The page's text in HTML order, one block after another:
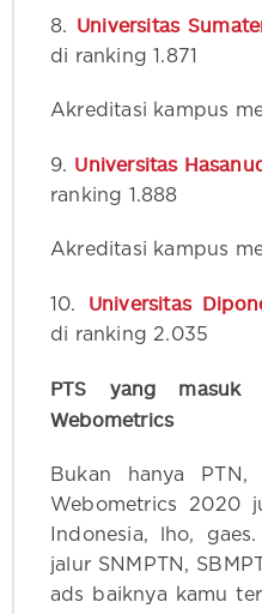
8. Universitas
di ranking 1.871
Akreditasi kampus
9. Universitas
ranking 1.888
Akreditasi kampus
10. Universitas
di ranking 2.035
PTS yang masuk
Webometrics
Bukan hanya PTN,
Webometrics 2020
Indonesia, lho,
jalur SNMPTN,
ads baiknya kamu